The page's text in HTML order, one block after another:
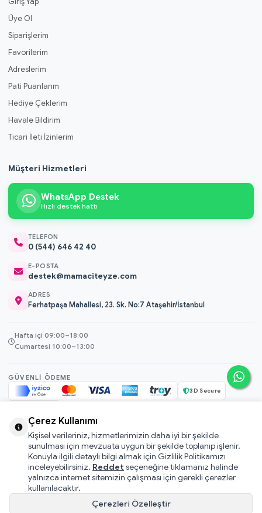
Üye Ol
Siparişlerim
Favorilerim
Adreslerim
Pati Puanlarım
Hediye Çeklerim
Havale Bildirim
Ticari İleti İzinlerim
Müşteri Hizmetleri
WhatsApp Destek
Hızlı destek hattı
TELEFON
0 (544) 646 42 40
E-POSTA
destek@mamaciteyze.com
ADRES
Ferhatpaşa Mahallesi, 23. Sk. No:7 Ataşehir/İstanbul
Hafta içi 09:00–18:00
Cumartesi 10:00–13:00
GÜVENLI ÖDEME
3D Secure
© 2026 Mamacı Teyze · Nurşen ve ekibi ile birlikte ile hazırlandı.
Mesafeli Satış Sözleşmesi
Pati Puan Kazanma Koşulları
Gizlilik ve Çerez Politikası
KVKK Aydınlatma Metni
Kullanıcı Sözleşmesi
Çerez Kullanımı
Kişisel verileriniz, hizmetlerimizin daha iyi bir şekilde
sunulması için mevzuata uygun bir şekilde toplanıp işlenir.
Konuyla ilgili detaylı bilgi almak için Gizlilik Politikamızı
inceleyebilirsiniz. Reddet seçeneğine tıklamanız halinde
yalnızca internet sitemizin çalışması için gerekli çerezler
kullanılacaktır.
Çerezleri Özelleştir